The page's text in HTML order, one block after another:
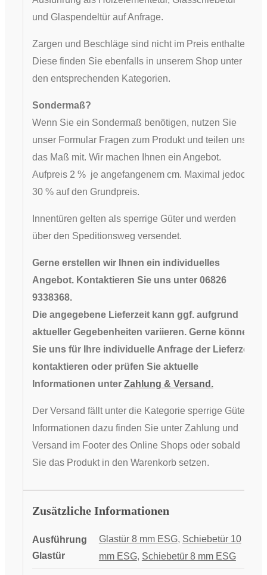
und Glaspendeltür auf Anfrage.
Zargen und Beschläge sind nicht im Preis enthalten.
Diese finden Sie ebenfalls in unserem Shop unter
den entsprechenden Kategorien.
Sondermaß?
Wenn Sie ein Sondermaß benötigen, nutzen Sie
unser Formular Fragen zum Produkt und teilen uns
das Maß mit. Wir machen Ihnen ein Angebot.
Aufpreis 2 % je angefangenem cm. Maximal jedoch
30 % auf den Grundpreis.
Innentüren gelten als sperrige Güter und werden
über den Speditionsweg versendet.
Gerne erstellen wir Ihnen ein individuelles
Angebot. Kontaktieren Sie uns unter 06826
9338368.
Die angegebene Lieferzeit kann ggf. aufgrund
aktueller Gegebenheiten variieren. Gerne können
Sie uns für Ihre individuelle Anfrage der Lieferzeit
kontaktieren oder prüfen Sie aktuelle
Informationen unter Zahlung & Versand.
Der Versand fällt unter die Kategorie sperrige Güter,
Informationen dazu finden Sie unter Zahlung und
Versand im Footer des Online Shops oder sobald
Sie das Produkt in den Warenkorb setzen.
Zusätzliche Informationen
Ausführung
Glastür
Glastür 8 mm ESG, Schiebetür 10
mm ESG, Schiebetür 8 mm ESG